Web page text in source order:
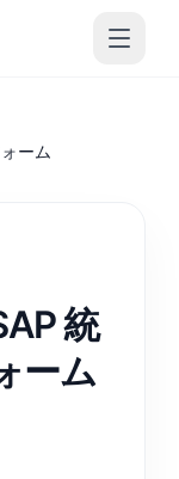
ーム
統
ーム